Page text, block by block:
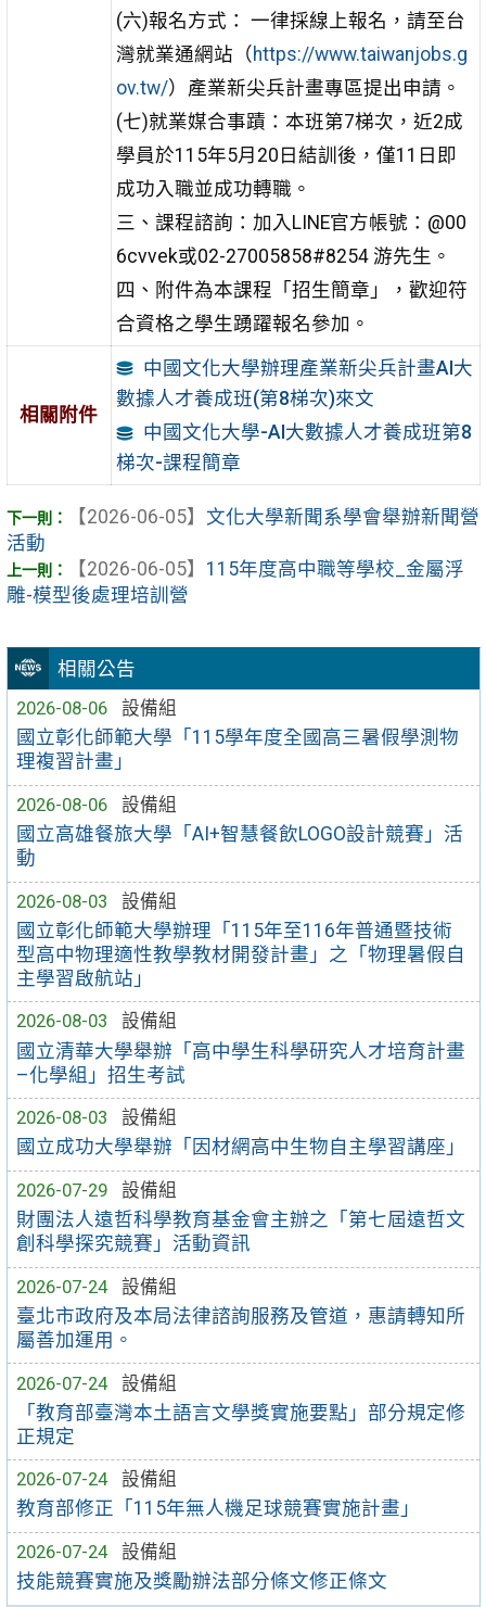
相關公告
2026-08-06
設備組
國立彰化師範大學「115學年度全國高三暑假學測物
理複習計畫」
2026-08-06
設備組
國立高雄餐旅大學「AI+智慧餐飲LOGO設計競賽」活
動
2026-08-03
設備組
國立彰化師範大學辦理「115年至116年普通暨技術
型高中物理適性教學教材開發計畫」之「物理暑假自
主學習啟航站」
2026-08-03
設備組
國立清華大學舉辦「高中學生科學研究人才培育計畫
–化學組」招生考試
2026-08-03
設備組
國立成功大學舉辦「因材網高中生物自主學習講座」
2026-07-29
設備組
財團法人遠哲科學教育基金會主辦之「第七屆遠哲文
創科學探究競賽」活動資訊
2026-07-24
設備組
臺北市政府及本局法律諮詢服務及管道，惠請轉知所
屬善加運用。
2026-07-24
設備組
「教育部臺灣本土語言文學獎實施要點」部分規定修
正規定
2026-07-24
設備組
教育部修正「115年無人機足球競賽實施計畫」
2026-07-24
設備組
技能競賽實施及獎勵辦法部分條文修正條文
(六)報名方式： 一律採線上報名，請至台
灣就業通網站（https://www.taiwanjobs.g
ov.tw/）產業新尖兵計畫專區提出申請。
(七)就業媒合事蹟：本班第7梯次，近2成
學員於115年5月20日結訓後，僅11日即
成功入職並成功轉職。
三、課程諮詢：加入LINE官方帳號：@00
6cvvek或02-27005858#8254 游先生。
四、附件為本課程「招生簡章」，歡迎符
合資格之學生踴躍報名參加。
相關附件
中國文化大學辦理產業新尖兵計畫AI大
數據人才養成班(第8梯次)來文
中國文化大學-AI大數據人才養成班第8
梯次-課程簡章
【2026-06-05】 文化大學新聞系學會舉辦新聞營
活動
【2026-06-05】 115年度高中職等學校_金屬浮
雕-模型後處理培訓營